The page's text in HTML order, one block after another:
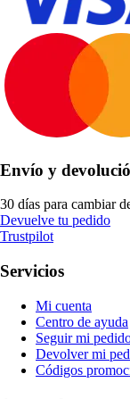
Envío y
30 días para cambiar
Devuelve tu pedido
Trustpilot
Servicios
Mi cuenta
Centro de ayuda
Seguir mi
Devolver mi
Códigos